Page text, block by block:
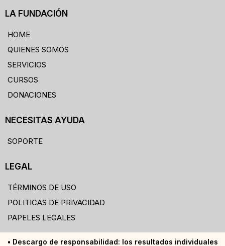
LA FUNDACIÓN
HOME
QUIENES SOMOS
SERVICIOS
CURSOS
DONACIONES
NECESITAS AYUDA
SOPORTE
LEGAL
TÉRMINOS DE USO
POLITICAS DE PRIVACIDAD
PAPELES LEGALES
• Descargo de responsabilidad: los resultados individuales